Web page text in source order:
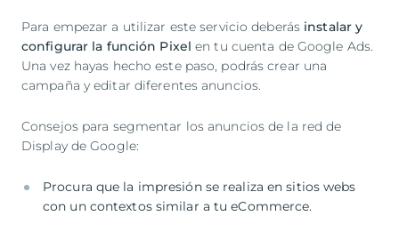
Para empezar a utilizar este servicio deberás instalar y
configurar la función Pixel en tu cuenta de Google Ads.
Una vez hayas hecho este paso, podrás crear una
campaña y editar diferentes anuncios.
Consejos para segmentar los anuncios de la red de
Display de Google:
Procura que la impresión se realiza en sitios webs
con un contextos similar a tu eCommerce.